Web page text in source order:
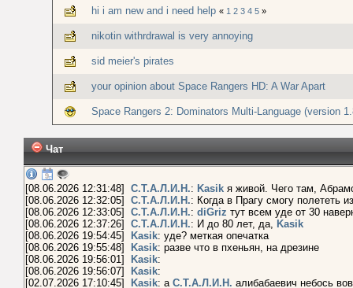
hi i am new and i need help « 1 2 3 4 5 »
nikotin withrdrawal is very annoying
sid meier's pirates
your opinion about Space Rangers HD: A War Apart
Space Rangers 2: Dominators Multi-Language (version
Чат
[08.06.2026 12:31:48] С.Т.А.Л.И.Н.:Kasik я живой. Чего там,
[08.06.2026 12:32:05]
С.Т.А.Л.И.Н.: Когда в Прагу смогу
[08.06.2026 12:33:05]
С.Т.А.Л.И.Н.:diGrizтут всем уде от 30
[08.06.2026 12:37:26]
С.Т.А.Л.И.Н.: И до 80 лет, да,
[08.06.2026 19:54:45]
Kasik: уде? меткая опечатка
[08.06.2026 19:55:48]
Kasik : разве что в пхеньян, на дрезине
[08.06.2026 19:56:01] Kasik :